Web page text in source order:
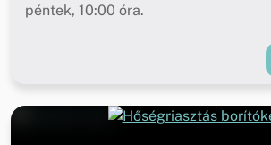
péntek, 10:00 óra.